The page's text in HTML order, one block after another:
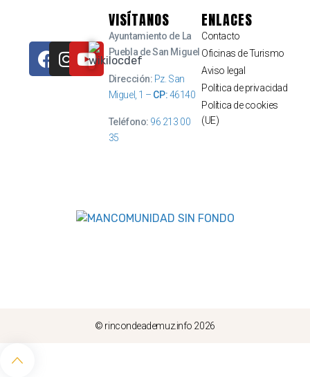
Dónde dormir , P. San Miguel
Contacto: +34 629 607 809 o
info@ruralpuebladesanmiguel.com.
VISÍTANOS
Ayuntamiento de La
Puebla de San Miguel
Dirección: Pz. San
Miguel, 1 – CP:46140
Teléfono: 96 213 00
35
ENLACES
Contacto
Oficinas de Turismo
Aviso legal
Política de privacidad
Política de cookies
(UE)
© rincondeademuz.info 2026